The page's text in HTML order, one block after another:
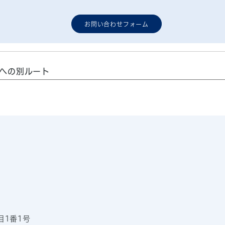
お問い合わせフォーム
の別ルート
1番1号